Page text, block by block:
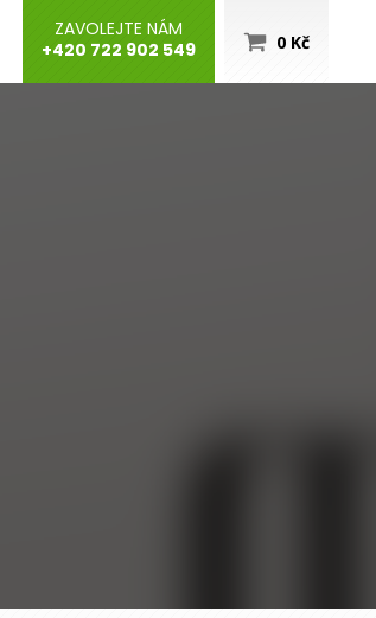
ZAVOLEJTE NÁM
+420 722 902 549
0 Kč